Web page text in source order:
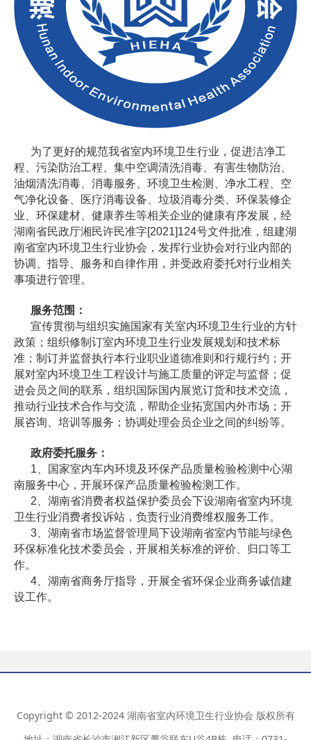
为了更好的规范我省室内环境卫生行业，促进洁净工
程、污染防治工程、集中空调清洗消毒、有害生物防治、
油烟清洗消毒、消毒服务、环境卫生检测、净水工程、空
气净化设备、医疗消毒设备、垃圾消毒分类、环保装修企
业、环保建材、健康养生等相关企业的健康有序发展，经
湖南省民政厅湘民许民准字[2021]124号文件批准，组建湖
南省室内环境卫生行业协会，发挥行业协会对行业内部的
协调、指导、服务和自律作用，并受政府委托对行业相关
事项进行管理。
服务范围：
宣传贯彻与组织实施国家有关室内环境卫生行业的方针
政策；组织修制订室内环境卫生行业发展规划和技术标
准；制订并监督执行本行业职业道德准则和行规行约；开
展对室内环境卫生工程设计与施工质量的评定与监督；促
进会员之间的联系，组织国际国内展览订货和技术交流，
推动行业技术合作与交流，帮助企业拓宽国内外市场；开
展咨询、培训等服务；协调处理会员企业之间的纠纷等。
政府委托服务：
1、国家室内车内环境及环保产品质量检验检测中心湖
南服务中心，开展环保产品质量检验检测工作。
2、湖南省消费者权益保护委员会下设湖南省室内环境
卫生行业消费者投诉站，负责行业消费维权服务工作。
3、湖南省市场监督管理局下设湖南省室内节能与绿色
环保标准化技术委员会，开展相关标准的评价、归口等工
作。
4、湖南省商务厅指导，开展全省环保企业商务诚信建
设工作。
Copyright © 2012-2024 湖南省室内环境卫生行业协会 版权所有